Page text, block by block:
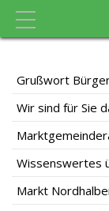
Toggle
Grußwort
Wir sind für Sie
Wissenswertes
Markt